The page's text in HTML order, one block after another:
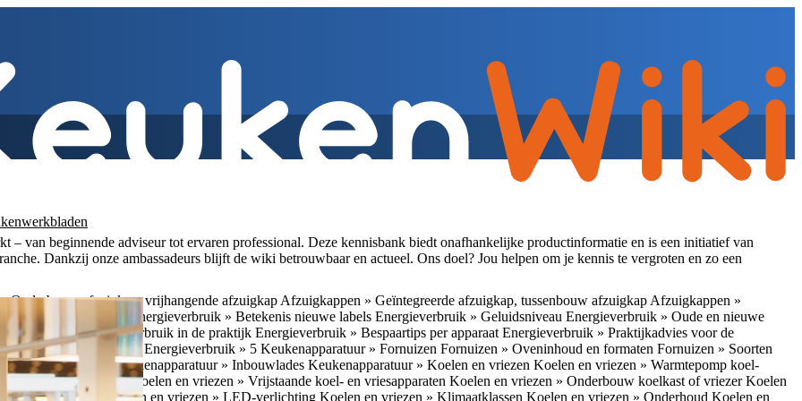
Onderbouw afzuigkap, vrijhangende afzuigkap Afzuigkappen » Geïntegreerde afzuigkap, tussenbouw afzuigkap Afzuigkappen »
algemeen Energieverbruik » Betekenis nieuwe labels Energieverbruik » Geluidsniveau Energieverbruik » Oude en nieuwe
» Energieverbruik in de praktijk Energieverbruik » Bespaartips per apparaat Energieverbruik » Praktijkadvies voor de
testEnergieverbruik » 1Energieverbruik » 5 Keukenapparatuur » Fornuizen Fornuizen » Oveninhoud en formaten Fornuizen » Soorten
fornuizen Keukenapparatuur » Inbouwlades Keukenapparatuur » Koelen en vriezen Koelen en vriezen » Warmtepomp koel-
en vriezen » NismatenKoelen en vriezen » Vrijstaande koel- en vriesapparaten Koelen en vriezen » Onderbouw koelkast of vriezerKoelen
koel/vrieskasten Koelen en vriezen » LED-verlichting Koelen en vriezen » Klimaatklassen Koelen en vriezen » Onderhoud Koelen en
van beginnende adviseur tot ervaren professional. Deze kennisbank biedt onafhankelijke productinformatie en is een initiatief van
Dankzij onze ambassadeurs blijft de wiki betrouwbaar en actueel. Ons doel? Jou helpen om je kennis te vergroten en zo een